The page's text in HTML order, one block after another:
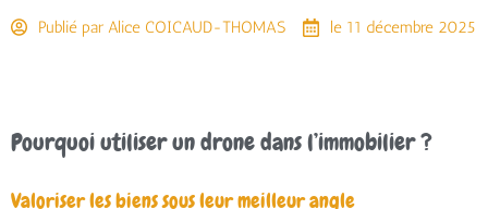
Publié par Alice COICAUD-THOMAS le 11 décembre 2025
Pourquoi utiliser un drone dans l’immobilier ?
Valoriser les biens sous leur meilleur angle